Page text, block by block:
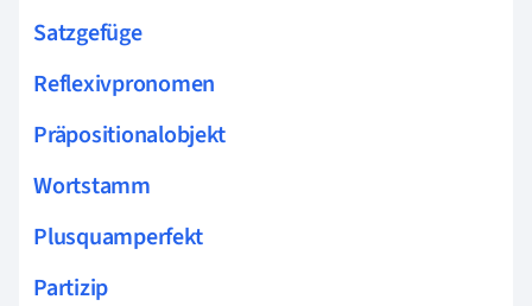
Satzgefüge
Reflexivpronomen
Präpositionalobjekt
Wortstamm
Plusquamperfekt
Partizip